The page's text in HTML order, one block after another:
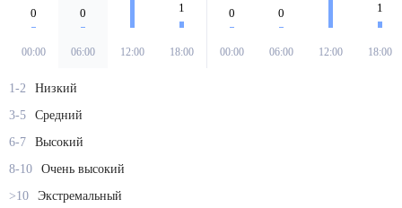
0
00:00
0
06:00 12:00
1
18:00
0
00:00
0
06:00 12:00
1
18:00
1-2
Низкий
3-5
Средний
6-7
Высокий
8-10
Очень высокий
>10
Экстремальный